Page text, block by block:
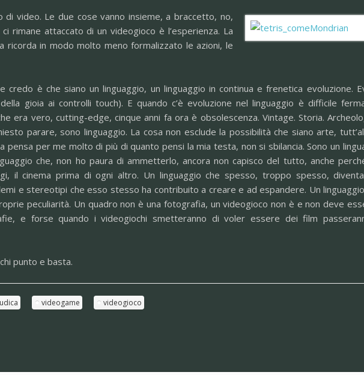
video. Le due cose vanno insieme, a braccetto, no,
rimane attaccato di un videogioco è l’esperienza. La
ricorda in modo molto meno formalizzato le azioni, le
è che siano un linguaggio, un linguaggio in continua e frenetica evoluzione.
gioia ai controlli touch). E quando c’è evoluzione nel linguaggio è difficile
era vero, cutting-edge, cinque anni fa ora è obsolescenza. Vintage. Storia.
parare, sono linguaggio. La cosa non esclude la possibilità che siano arte,
per me molto di più di quanto pensi la mia testa, non si sbilancia. Sono un
che, non ho paura di ammetterlo, ancora non capisco del tutto, anche
il cinema prima di ogni altro. Un linguaggio che spesso, troppo spesso,
e stereotipi che esso stesso ha contribuito a creare e ad espandere. Un
peculiarità. Un quadro non è una fotografia, un videogioco non è e non deve
e forse quando i videogiochi smetteranno di voler essere dei film
punto e basta.
videogame videogioco